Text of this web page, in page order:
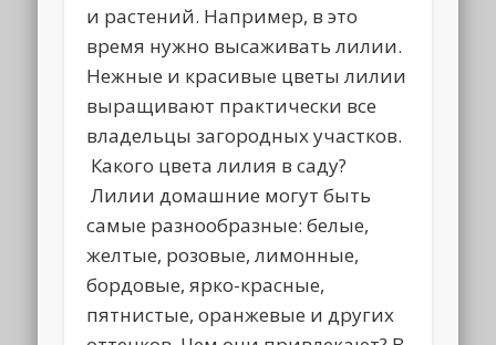
и растений. Например, в это
время нужно высаживать лилии.
Нежные и красивые цветы лилии
выращивают практически все
владельцы загородных участков.
Какого цвета лилия в саду?
Лилии домашние могут быть
самые разнообразные: белые,
желтые, розовые, лимонные,
бордовые, ярко-красные,
пятнистые, оранжевые и других